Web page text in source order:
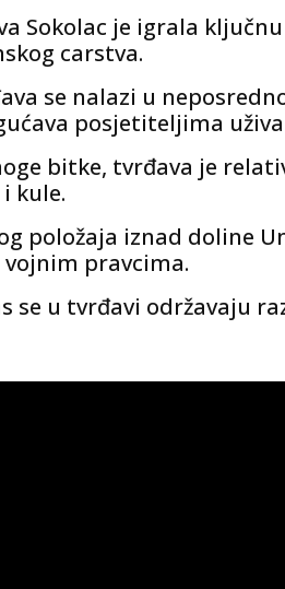
Sokolac je igrala
carstva.
se nalazi u
posjetiteljima
bitke, tvrđava je
kule.
položaja iznad doline
pravcima.
se u tvrđavi održavaju